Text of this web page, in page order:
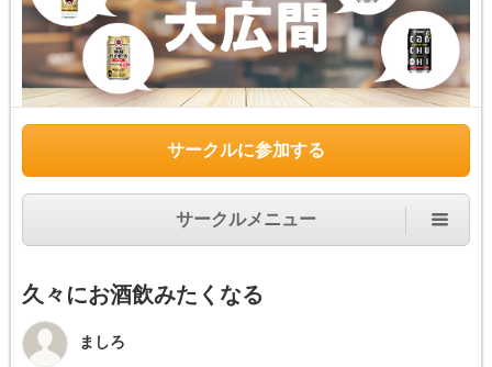
サークルに参加する
サークルメニュー
久々にお酒飲みたくなる
ましろ